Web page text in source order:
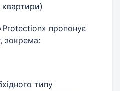
пропонує
зокрема:
типу